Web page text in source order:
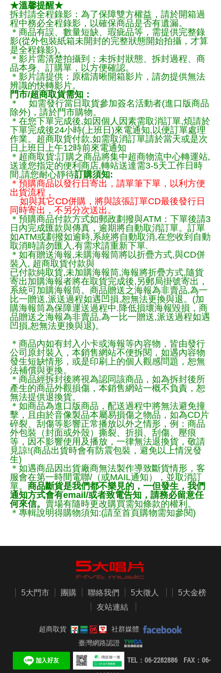
★溫馨提醒★
拆封請全程錄影：為了保障雙方權益，請於開箱過
程中務必全程錄影，以確保商品是否有遺漏。
＊商品有誤、數量短缺、瑕疵品等，需提供完整錄
影(從外包裝紙箱未開封的完整狀態開始拍攝，才算
是全程錄影)。
＊影片需清楚拍攝到：未拆封狀態、拆封過程、商
品本身、訂購單，以方便確認。
＊影片請提供：原檔清晰開箱影片，請勿提供無法
辨識的快轉影片。
門市/超商取貨需知：
＊ 如需發行當日取貨參加簽名活動者(進口版商品
除外)，請於門市購物。
＊在您下單完成後,如因個人因素需取消訂單,煩請於
下單完成後24小時(上班日)來電通知,以便訂單處理
作業。超商取貨付款,如需取消訂單請於當天或是次
日上班日上午12時前來電通知
＊超商取貨:訂購之商品將集中超商物流中心轉運站,
送達您指定的便利商店,轉站送達需3-5天工作日時
間,請您耐心靜待訂購須知:
＊預購商品以發行日寄出，請單筆下單，以利方便
出貨流程，
如與其它CD併購，將與該張訂單CD最後發行日
同時寄出，不另分次送出。
＊預購商品付款方式如郵政劃撥與ATM：下單後請3
日內完成匯款與傳真，逾期將自動取消訂單。訂單
如ATM或劃撥如逾時,系統將自動取消,在您收到自動
取消時請勿匯入,有需求請重新下單.
＊如有贈送海報,未購海報筒將以折疊方式,與CD併
裝入, 超商取貨付款與
已付款純取貨,未加購海報筒,海報將折疊方式,隨貨
寄出加購海報者將在取貨完成後,另郵局掛號寄出，
系統可加購海報筒。商品贈送之海報為非賣品,為一
比一贈送,派送過程如遇凹損,恕無法更換與退。(加
購海報筒為保障運送過程中.降低損壞海報毀損，商
品贈送之海報為非賣品,為一比一贈送,派送過程如遇
凹損,恕無法更換與退)。
＊商品內如有封入小卡或海報等內容物，皆由發行
公司原封裝入，本銷售網站不便拆閱，如遇內容物
發生短缺情形，或是印刷上的個人觀感問題，恕無
法補償與更換。
＊商品經拆封後將視為認同該商品，如為拆封後所
產生的商品外觀損傷，本銷售網站一概不負責，恕
無法提供退換貨。
＊如商品為進口版商品，配送過程中將無法避免撞
擊，且由於音像製品本屬易損傷之物品，如為CD片
碎裂、刮傷等影響正常播放以外之情形，例：商品
外包裝（封面或外殼）撕裂、折損、刮傷、壓痕
等，因不影響使用及播放，一律無法退換貨，敬請
見諒!(商品出貨時會有防震包裝，避免以上情況發
生)
＊如遇商品因出貨廠商無法製作導致斷貨情形，客
服會在第一時間電聯/（或MAIL通知），並取消訂
單。 商品斷貨是我們都不樂見的，一但發生，我們
通知方式會有email/或者致電告知，請務必留意任
何來信。 賣場有隨時更改購買需知條款的權利。
＊專輯說明得購物須知:(請至首頁購物需知參閱)
5大門市 團購 聯絡我們 5大徵人
5大金榜
友站連結
超商取貨
社群媒體
臺灣網路認證
TEL：06-2282886 FAX：06-